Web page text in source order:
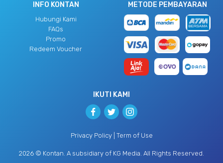
INFO KONTAN
Hubungi Kami
FAQs
Promo
Redeem Voucher
METODE PEMBAYARAN
IKUTI KAMI
Privacy Policy| Term of Use
2026 © Kontan. A subsidiary of KG Media . All Rights Reserved.